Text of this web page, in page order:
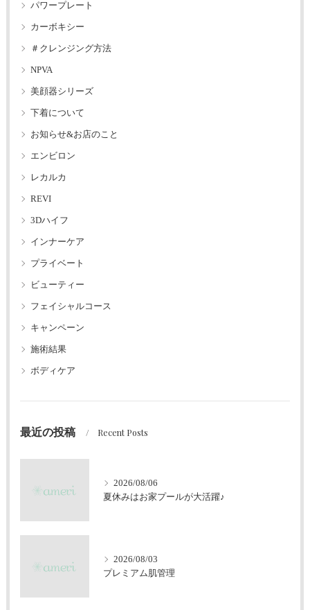
パワープレート
カーボキシー
＃クレンジング方法
NPVA
美顔器シリーズ
下着について
お知らせ&お店のこと
エンビロン
レカルカ
REVI
3Dハイフ
インナーケア
プライベート
ビューティー
フェイシャルコース
キャンペーン
施術結果
ボディケア
最近の投稿 Recent Posts
2026/08/06
夏休みはお家プールが大活躍♪
2026/08/03
プレミアム肌管理